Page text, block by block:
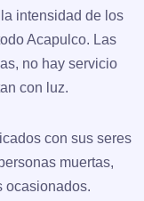
intensidad de los
Acapulco. Las
no hay servicio
con luz.
con sus seres
muertas,
ocasionados.